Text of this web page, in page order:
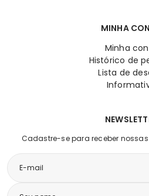
MINHA
Minha
Histórico de
Lista de
Cadastre-se para receber